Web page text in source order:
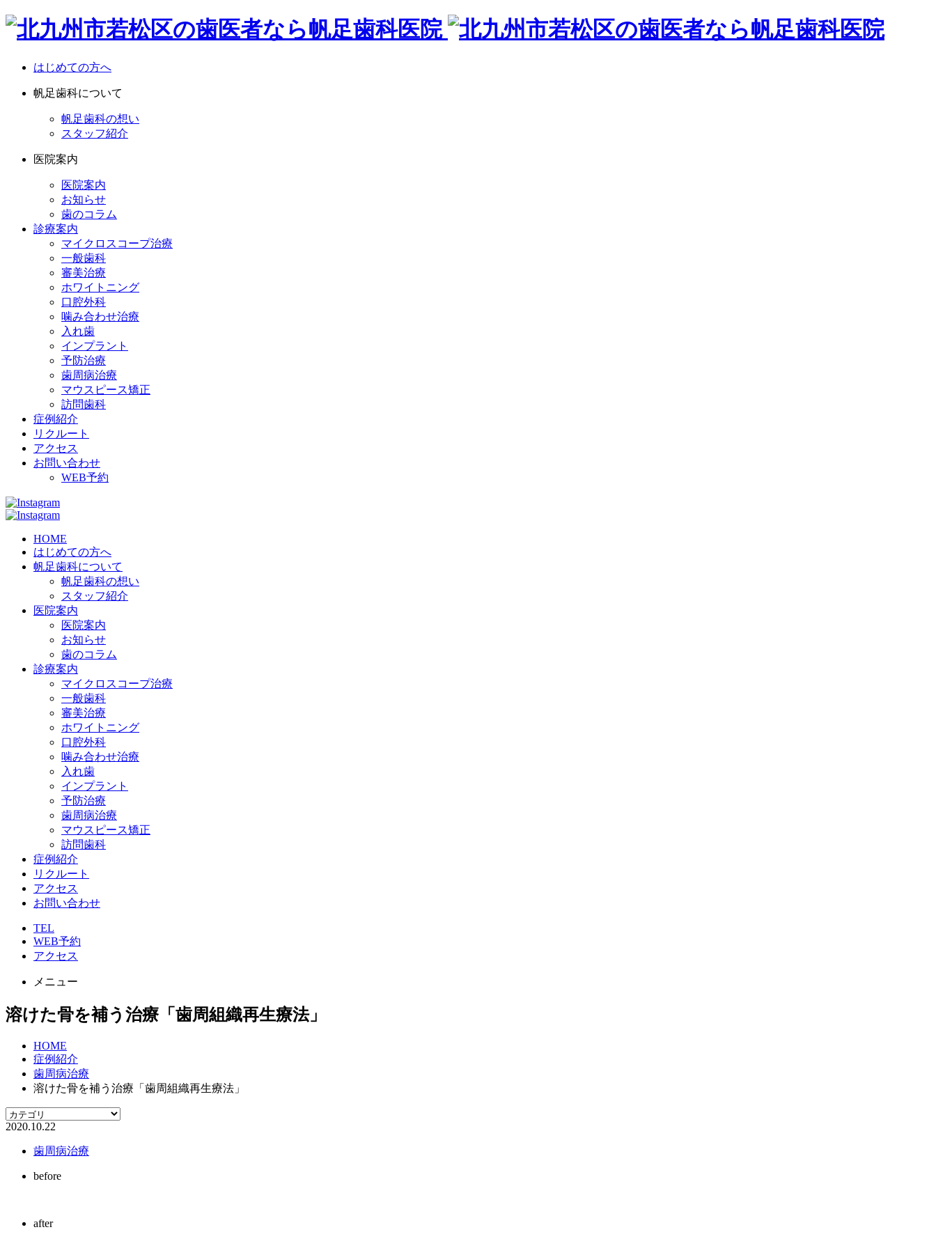
はじめての方へ
帆足歯科について
帆足歯科の想い
スタッフ紹介
医院案内
医院案内
お知らせ
歯のコラム
診療案内
マイクロスコープ治療
一般歯科
審美治療
ホワイトニング
口腔外科
噛み合わせ治療
入れ歯
インプラント
予防治療
歯周病治療
マウスピース矯正
訪問歯科
症例紹介
リクルート
アクセス
お問い合わせ
WEB予約
HOME
はじめての方へ
帆足歯科について
帆足歯科の想い
スタッフ紹介
医院案内
医院案内
お知らせ
歯のコラム
診療案内
マイクロスコープ治療
一般歯科
審美治療
ホワイトニング
口腔外科
噛み合わせ治療
入れ歯
インプラント
予防治療
歯周病治療
マウスピース矯正
訪問歯科
症例紹介
リクルート
アクセス
お問い合わせ
TEL
WEB予約
アクセス
メニュー
溶けた骨を補う治療「歯周組織再生療法」
HOME
症例紹介
歯周病治療
溶けた骨を補う治療「歯周組織再生療法」
2020.10.22
歯周病治療
before
after